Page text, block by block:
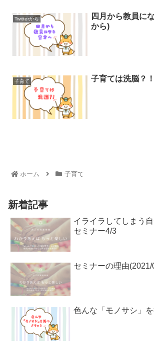
Twitterから
四月から教員に
から)
子育て 子育ては洗脳？！
ホーム 子育て
新着記事
イライラしてしまう
セミナー4/3
セミナーの理由(2021/
色んな「モノサシ」